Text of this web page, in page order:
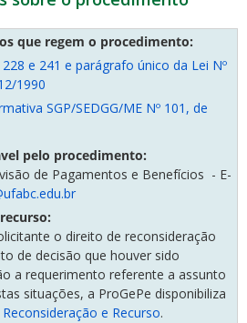
que regem o procedimento:
e 241 e parágrafo único da Lei Nº
1990
SGP/SEDGG/ME Nº 101, de
pelo procedimento:
de Pagamentos e Benefícios - E-
o direito de reconsideração
de decisão que houver sido
a requerimento referente a assunto
situações, a ProGePe disponibiliza
Reconsideração e Recurso.